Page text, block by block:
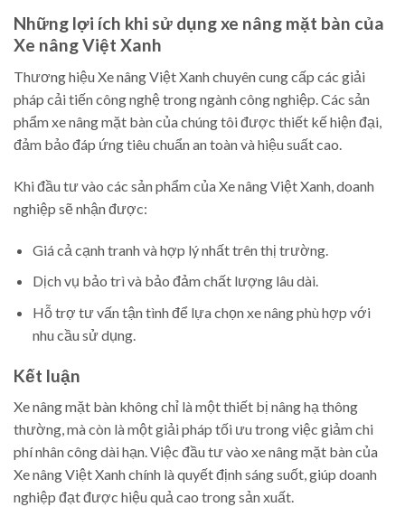
Những lợi ích khi sử dụng xe nâng mặt bàn của
Xe nâng Việt Xanh
Thương hiệu Xe nâng Việt Xanh chuyên cung cấp các giải
pháp cải tiến công nghệ trong ngành công nghiệp. Các sản
phẩm xe nâng mặt bàn của chúng tôi được thiết kế hiện đại,
đảm bảo đáp ứng tiêu chuẩn an toàn và hiệu suất cao.
Khi đầu tư vào các sản phẩm của Xe nâng Việt Xanh, doanh
nghiệp sẽ nhận được:
Giá cả cạnh tranh và hợp lý nhất trên thị trường.
Dịch vụ bảo trì và bảo đảm chất lượng lâu dài.
Hỗ trợ tư vấn tận tình để lựa chọn xe nâng phù hợp với
nhu cầu sử dụng.
Kết luận
Xe nâng mặt bàn không chỉ là một thiết bị nâng hạ thông
thường, mà còn là một giải pháp tối ưu trong việc giảm chi
phí nhân công dài hạn. Việc đầu tư vào xe nâng mặt bàn của
Xe nâng Việt Xanh chính là quyết định sáng suốt, giúp doanh
nghiệp đạt được hiệu quả cao trong sản xuất.